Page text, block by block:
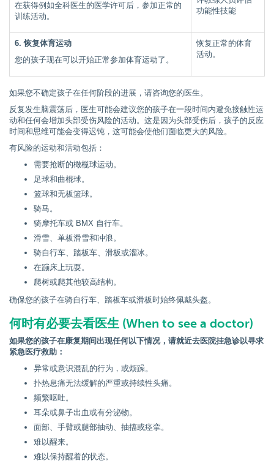
在获得例如全科医生的医学许可后，参加正常的
训练活动。
功能性技能
6. 恢复体育运动
您的孩子现在可以开始正常参加体育运动了。
恢复正常的体育
活动。
如果您不确定孩子在任何阶段的进展，请咨询您的医生。
反复发生脑震荡后，医生可能会建议您的孩子在一段时间内避免接触性运
动和任何会增加头部受伤风险的活动。这是因为头部受伤后，孩子的反应
时间和思维可能会变得迟钝，这可能会使他们面临更大的风险。
有风险的运动和活动包括：
需要抢断的橄榄球运动。
足球和曲棍球。
篮球和无板篮球。
骑马。
骑摩托车或 BMX 自行车。
滑雪、单板滑雪和冲浪。
骑自行车、踏板车、滑板或溜冰。
在蹦床上玩耍。
爬树或爬其他较高结构。
确保您的孩子在骑自行车、踏板车或滑板时始终佩戴头盔。
何时有必要去看医生 (When to see a doctor)
如果您的孩子在康复期间出现任何以下情况，请就近去医院挂急诊以寻求
紧急医疗救助：
异常或意识混乱的行为，或烦躁。
扑热息痛无法缓解的严重或持续性头痛。
频繁呕吐。
耳朵或鼻子出血或有分泌物。
面部、手臂或腿部抽动、抽搐或痉挛。
难以醒来。
难以保持醒着的状态。